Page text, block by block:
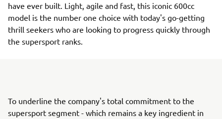
have ever built. Light, agile and fast, this iconic 600cc
model is the number one choice with today's go-getting
thrill seekers who are looking to progress quickly through
the supersport ranks.
To underline the company's total commitment to the
supersport segment - which remains a key ingredient in